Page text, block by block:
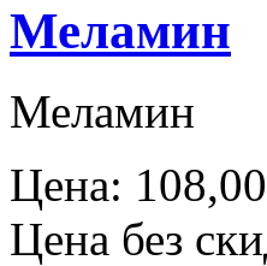
Меламин
Меламин
Цена:
Цена без